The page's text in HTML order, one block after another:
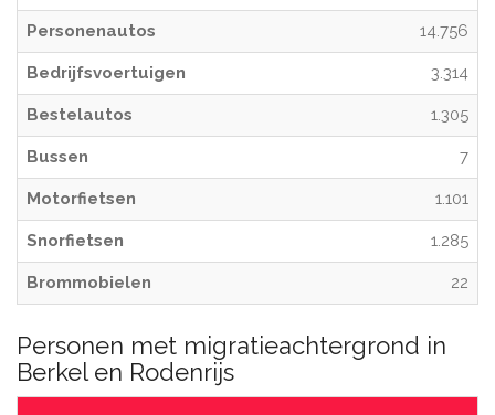
Personenautos 14.756
Bedrijfsvoertuigen 3.314
Bestelautos 1.305
Bussen 7
Motorfietsen 1.101
Snorfietsen 1.285
Brommobielen 22
Personen met migratieachtergrond in
Berkel en Rodenrijs